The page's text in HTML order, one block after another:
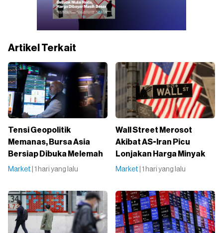
Artikel Terkait
Tensi Geopolitik
Memanas, Bursa Asia
Bersiap Dibuka Melemah
Market | 1 hari yang lalu
Wall Street Merosot
Akibat AS-Iran Picu
Lonjakan Harga Minyak
Market | 1 hari yang lalu